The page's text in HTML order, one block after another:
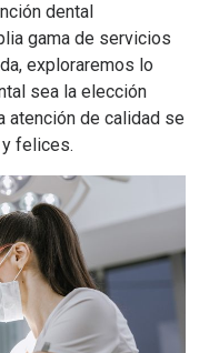
dental
gama de servicios
exploraremos lo
sea la elección
atención de calidad se
felices.